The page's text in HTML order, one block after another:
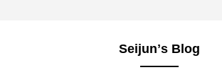
Seijunʼs Blog